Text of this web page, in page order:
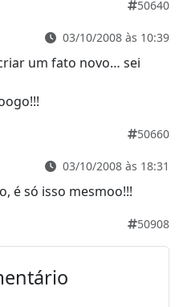
50640
03/10/2008 às 10:39
um fato novo… sei
50660
03/10/2008 às 18:31
é só isso mesmoo!!!
50908